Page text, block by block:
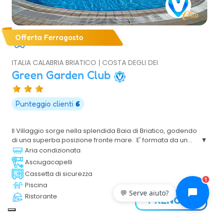
Offerta Ferragosto
ITALIA CALABRIA BRIATICO | COSTA DEGLI DEI
Green Garden Club
Punteggio clienti 6
Il Villaggio sorge nella splendida Baia di Briatico, godendo
di una superba posizione fronte mare. E' formata da un
corpo centrale dove sono ubicati i vari servizi e da diverse
villette sparse in cui è possibile alloggiare in camere e in
appartamenti.
Aria condizionata
Asciugacapelli
Cassetta di sicurezza
Piscina
Ristorante
PRENOTA
💬 Serve aiuto?
1